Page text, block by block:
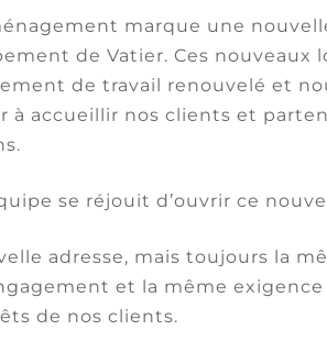
diffusion à toutes
de confiance auprès de
» réglementaire : c’est
de chacun des
Partager :
marque une
de Vatier. Ces nouveaux
de travail renouvelé et
à accueillir nos clients et
se réjouit d’ouvrir ce
adresse, mais toujours la
et la même
de nos clients.